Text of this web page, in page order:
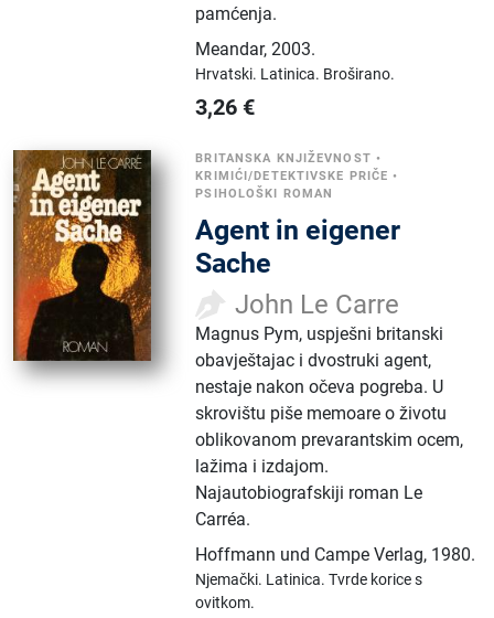
pamćenja.
Meandar,2003.
Hrvatski. Latinica. Broširano.
3,26 €
BRITANSKA KNJIŽEVNOST •
KRIMIĆI/DETEKTIVSKE PRIČE •
PSIHOLOŠKI ROMAN
Agent in eigener
Sache
John Le Carre
Magnus Pym, uspješni britanski
obavještajac i dvostruki agent,
nestaje nakon očeva pogreba. U
skrovištu piše memoare o životu
oblikovanom prevarantskim ocem,
lažima i izdajom.
Najautobiografskiji roman Le
Carréa.
Hoffmann und Campe Verlag, 1980.
Njemački. Latinica.Tvrde korice s
ovitkom.